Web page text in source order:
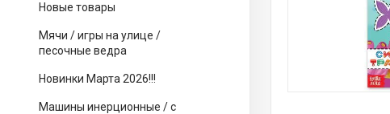
Новые товары
Мячи / игры на улице /
песочные ведра
Новинки Марта 2026!!!
Машины инерционные / с